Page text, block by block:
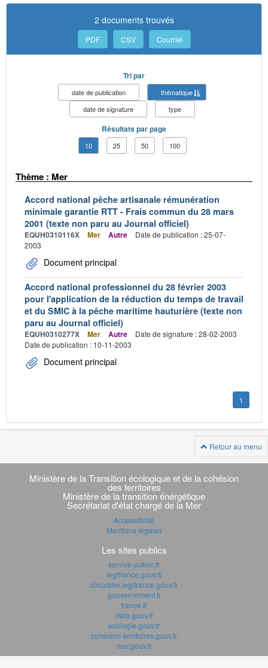
2 documents trouvés
PDF CSV Courriel
Tri par
date de publication
thématique
date de signature
type
Résultats par page
10 25 50 100
Thème : Mer
Accord national pêche artisanale rémunération
minimale garantie RTT - Frais commun du 28 mars
2001 (texte non paru au Journal officiel)
EQUH0310116X Mer Autre
Date de publication : 25-07-
2003
Document principal
Accord national professionnel du 28 février 2003
pour l'application de la réduction du temps de travail
et du SMIC à la pêche maritime hauturière (texte non
paru au Journal officiel)
EQUH0310277X Mer Autre
Date de signature : 28-02-2003
Date de publication : 10-11-2003
Document principal
1
Retour au menu
Navigation
transverse
Ministère de la Transition écologique et de la cohésion
des territoires
Ministère de la transition énérgétique
Secrétariat d'état chargé de la Mer
Accessibilité
Mentions légales
Les sites publics
service-public.fr
legifrance.gouv.fr
circulaire.legifrance.gouv.fr
gouvernement.fr
france.fr
data.gouv.fr
ecologie.gouv.fr
cohesion-territoires.gouv.fr
mer.gouv.fr